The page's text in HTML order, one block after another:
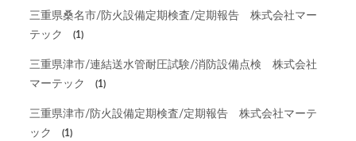
三重県桑名市/防火設備定期検査/定期報告 株式会社マー
テック
(1)
三重県津市/連結送水管耐圧試験/消防設備点検 株式会社
マーテック
(1)
三重県津市/防火設備定期検査/定期報告 株式会社マーテ
ック
(1)